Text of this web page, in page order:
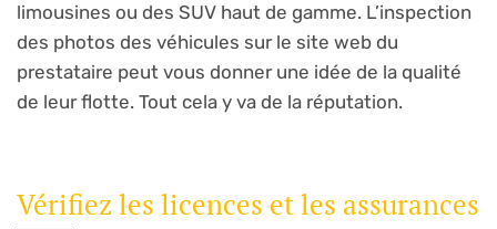
limousines ou des SUV haut de gamme. L’inspection
des photos des véhicules sur le site web du
prestataire peut vous donner une idée de la qualité
de leur flotte. Tout cela y va de la réputation.
Vérifiez les licences et les assurances